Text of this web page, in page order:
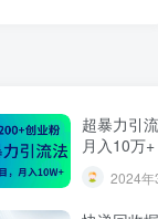
超暴力引
月入10万+
2024年